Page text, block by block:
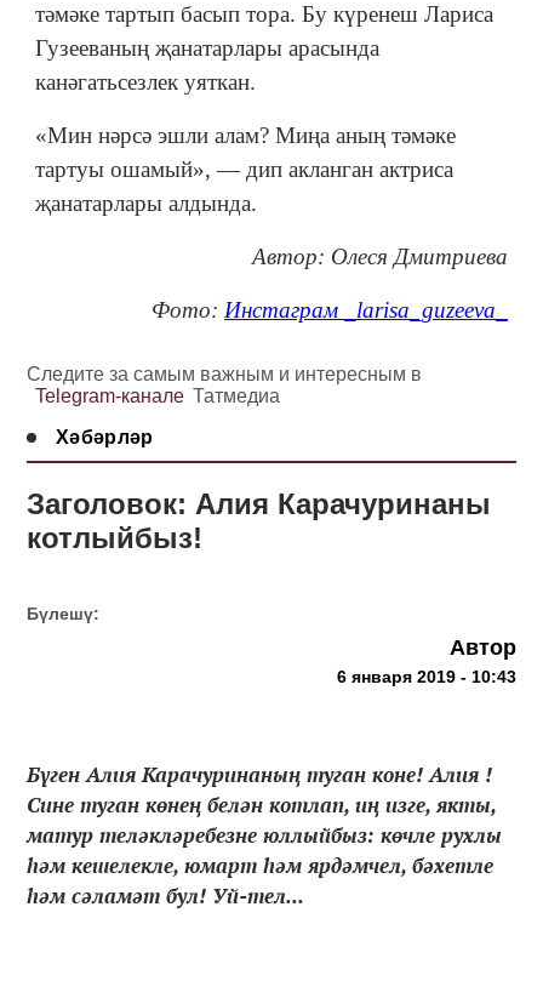
тәмәке тартып басып тора. Бу күренеш Лариса
Гузееваның җанатарлары арасында
канәгатьсезлек уяткан.
«Мин нәрсә эшли алам? Миңа аның тәмәке
тартуы ошамый», — дип акланган актриса
җанатарлары алдында.
Автор: Олеся Дмитриева
Фото: Инстаграм _larisa_guzeeva_
Следите за самым важным и интересным в
Telegram-канале Татмедиа
Хәбәрләр
Заголовок: Алия Карачуринаны
котлыйбыз!
Бүлешү:
Автор
6 января 2019 - 10:43
Бүген Алия Карачуринаның туган коне! Алия !
Сине туган көнең белән котлап, иң изге, якты,
матур теләкләребезне юллыйбыз: көчле рухлы
һәм кешелекле, юмарт һәм ярдәмчел, бәхетле
һәм сәламәт бул! Уй-тел...